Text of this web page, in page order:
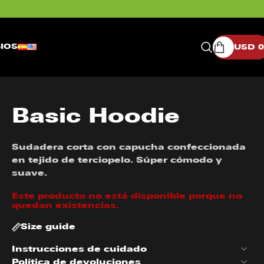
USD 0
Basic Hoodie
Sudadera corta con capucha confeccionada
en tejido de terciopelo. Súper cómodo y
suave.
Este producto no está disponible porque no
quedan existencias.
Size guide
Instrucciones de cuidado